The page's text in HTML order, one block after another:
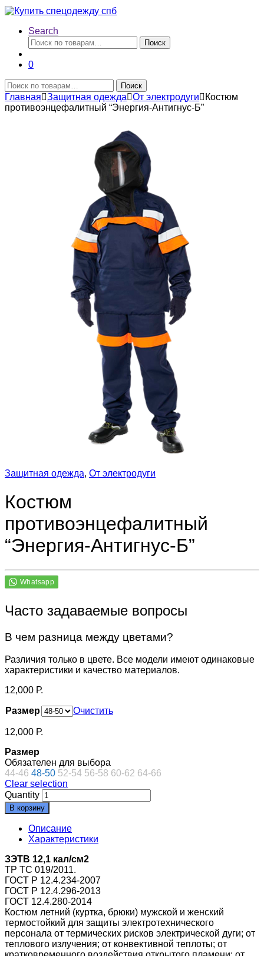
Search
Искать:
Поиск
0
Искать:
Поиск
Главная Защитная одежда От электродуги
Костюм
противоэнцефалитный “Энергия-Антигнус-Б”
Защитная одежда, От электродуги
Костюм
противоэнцефалитный
“Энергия-Антигнус-Б”
Часто задаваемые вопросы
В чем разница между цветами?
Различия только в цвете. Все модели имеют одинаковые
характеристики и качество материалов.
12,000 Р.
Размер Очистить
12,000 Р.
Размер
Обязателен для выбора
44-46 48-50 52-54 56-58 60-62 64-66
Clear selection
Quantity
В корзину
Описание
Характеристики
ЗЭТВ 12,1 кал/см2
ТР ТС 019/2011.
ГОСТ Р 12.4.234-2007
ГОСТ Р 12.4.296-2013
ГОСТ 12.4.280-2014
Костюм летний (куртка, брюки) мужской и женский
термостойкий для защиты электротехнического
персонала от термических рисков электрической дуги; от
теплового излучения; от конвективной теплоты; от